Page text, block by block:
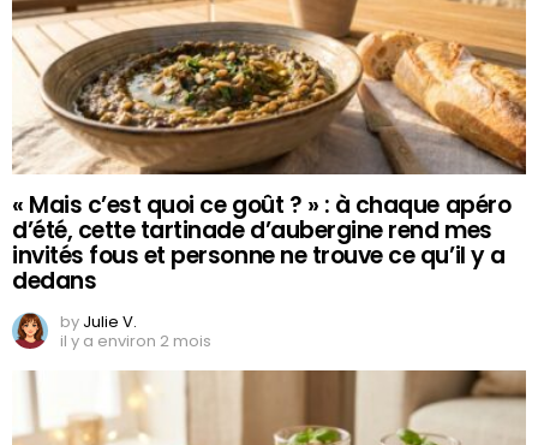
« Mais c’est quoi ce goût ? » : à chaque apéro
d’été, cette tartinade d’aubergine rend mes
invités fous et personne ne trouve ce qu’il y a
dedans
by Julie V.
il y a environ 2 mois